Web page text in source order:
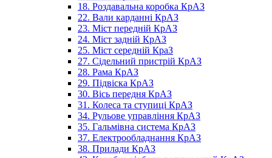
18. Роздавальна коробка КрАЗ
22. Вали карданні КрАЗ
23. Міст передній КрАЗ
24. Міст задній КрАЗ
25. Міст середній КраЗ
27. Сідельний пристрій КрАЗ
28. Рама КрАЗ
29. Підвіска КрАЗ
30. Вісь передня КрАЗ
31. Колеса та ступиці КрАЗ
34. Рульове управління КрАЗ
35. Гальмівна система КрАЗ
37. Електрообладнання КрАЗ
38. Прилади КрАЗ